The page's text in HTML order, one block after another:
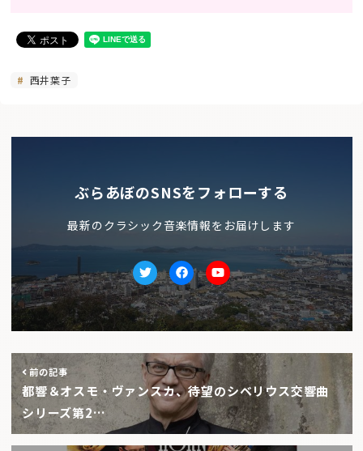
西井葉子
ぶらあぼのSNSをフォローする
最新のクラシック音楽情報をお届けします
TwitterfacebookYoutube
前の記事
都響＆オスモ・ヴァンスカ、待望のシベリウス交響曲
シリーズ第2…